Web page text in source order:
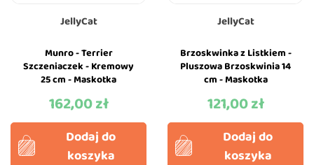
JellyCat
Munro - Terrier
Szczeniaczek - Kremowy
25 cm - Maskotka
JellyCat
Cena
162,00 zł
Dodaj do
koszyka
JellyCat
Brzoskwinka z Listkiem -
Pluszowa Brzoskwinia 14
cm - Maskotka
Cena
121,00 zł
Dodaj do
koszyka